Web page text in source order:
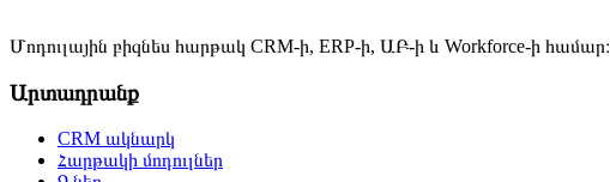
Մոդուլային բիզնես հարթակ CRM-ի, ERP-ի, ԱԲ-ի և Workforce-ի համար։
Արտադրանք
CRM ակնարկ
Հարթակի մոդուլներ